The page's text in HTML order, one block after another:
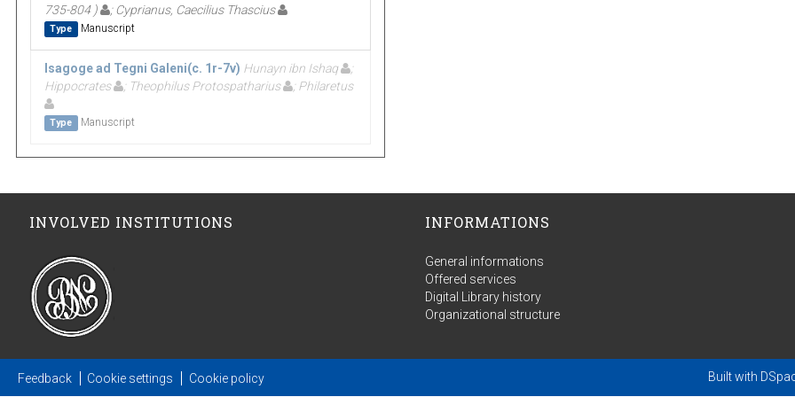
735-804 )
; Cyprianus, Caecilius Thascius
Type Manuscript
Isagoge ad Tegni Galeni(c. 1r-7v) Hunayn ibn Ishaq
;
Hippocrates
; Theophilus Protospatharius ; Philaretus
Type Manuscript
INVOLVED INSTITUTIONS INFORMATIONS
General informations
Offered services
Digital Library history
Organizational structure
Feedback Cookie settings Cookie policy Built with